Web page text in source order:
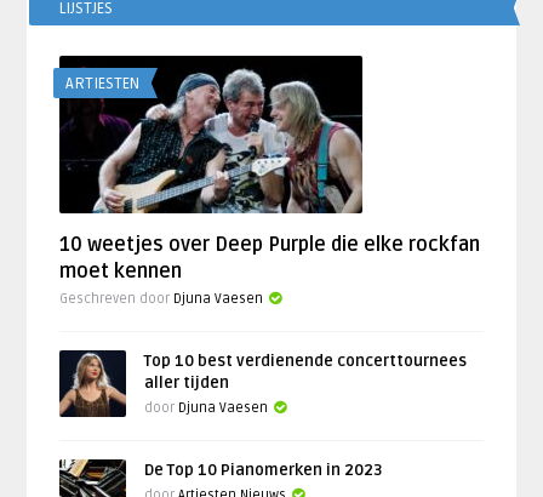
LIJSTJES
ARTIESTEN
10 weetjes over Deep Purple die elke rockfan
moet kennen
Geschreven door Djuna Vaesen
Top 10 best verdienende concerttournees
aller tijden
door Djuna Vaesen
De Top 10 Pianomerken in 2023